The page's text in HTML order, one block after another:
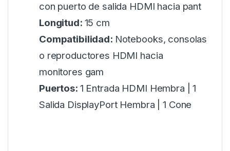
con puerto de salida HDMI hacia pant
Longitud: 15 cm
Compatibilidad: Notebooks, consolas
o reproductores HDMI hacia
monitores gam
Puertos: 1 Entrada HDMI Hembra | 1
Salida DisplayPort Hembra | 1 Cone